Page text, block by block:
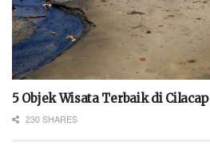
5 Objek Wisata Terbaik di Cilacap
230 SHARES